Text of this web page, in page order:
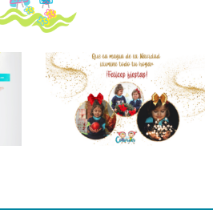
C.E.I.
Colorets
Reconocida
Como
Escuela